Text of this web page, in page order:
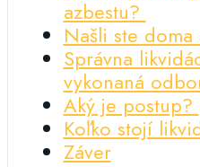
azbestu?
Našli ste doma
Správna
vykonaná
Aký je postup?
Koľko stojí
Záver